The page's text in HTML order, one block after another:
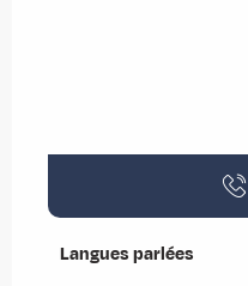
Langues parlées
Langues parlées